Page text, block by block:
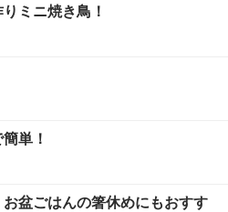
ミニ焼き鳥！
単！
盆ごはんの箸休めにもおすす